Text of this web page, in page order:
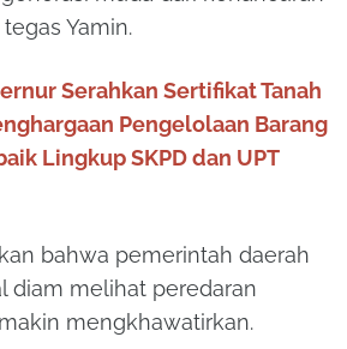
Yamin.
Serahkan Sertifikat Tanah
Pengelolaan Barang
Lingkup SKPD dan UPT
bahwa pemerintah daerah
diam melihat peredaran
mengkhawatirkan.